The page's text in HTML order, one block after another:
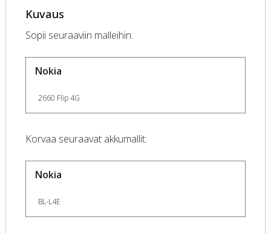
Kuvaus
Sopii seuraaviin malleihin:
Nokia
2660 Flip 4G
Korvaa seuraavat akkumallit:
Nokia
BL-L4E